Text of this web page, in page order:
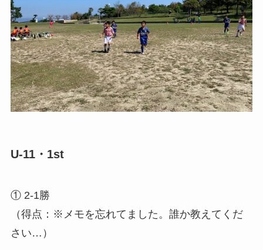
U-11・1st
① 2-1勝
（得点：※メモを忘れてました。誰か教えてくだ
さい…）